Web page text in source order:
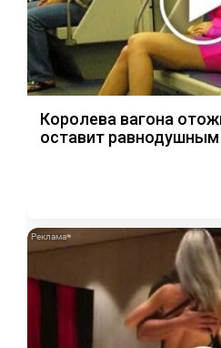
Королева вагона
оставит равнодушным